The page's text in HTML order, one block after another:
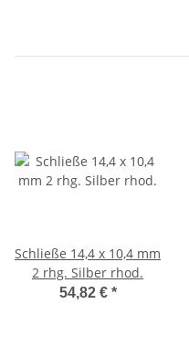
Schließe 14,4 x 10,4 mm
2 rhg. Silber rhod.
54,82 € *